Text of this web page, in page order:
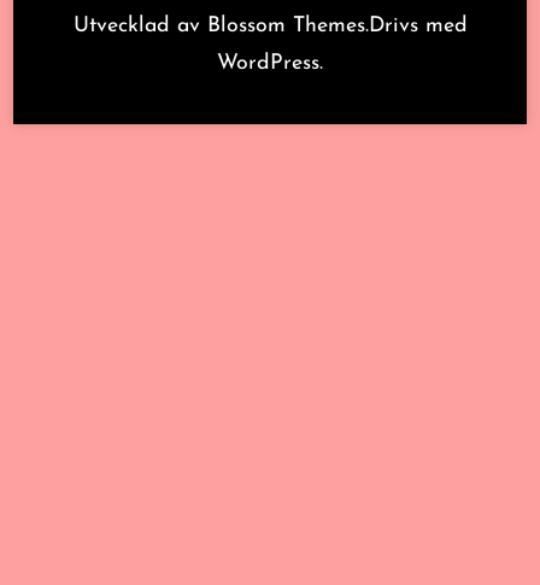
Utvecklad av Blossom Themes.Drivs med
WordPress.